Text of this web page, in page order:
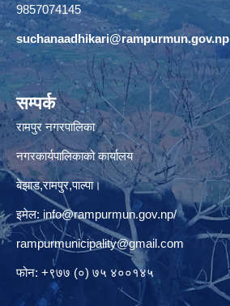
9857074145
suchanaadhikari@rampurmun.gov.np
सम्पर्क
रामपुर नगरपालिका
नगरकार्यपालिकाको कार्यालय
बेझाड,रामपुर,पाल्पा।
इमेल: info@rampurmun.gov.np/
rampurmunicipality@gmail.com
फोन: +९७७ (०) ७५ ४००१४५